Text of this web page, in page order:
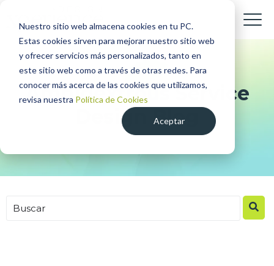
Nuestro sitio web almacena cookies en tu PC.
Estas cookies sirven para mejorar nuestro sitio web
y ofrecer servicios más personalizados, tanto en
este sitio web como a través de otras redes. Para
conocer más acerca de las cookies que utilizamos,
revisa nuestra Política de Cookies
Aceptar
Ambidextrous Service
Design Blog